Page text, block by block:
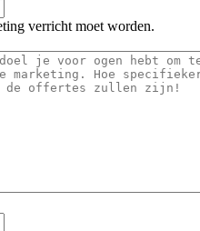
verricht moet worden.